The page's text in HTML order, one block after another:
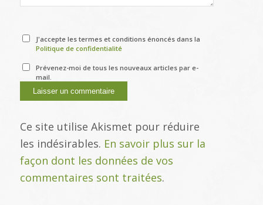
J'accepte les termes et conditions énoncés dans la
Politique de confidentialité
Prévenez-moi de tous les nouveaux articles par e-
mail.
Ce site utilise Akismet pour réduire
les indésirables. En savoir plus sur la
façon dont les données de vos
commentaires sont traitées.